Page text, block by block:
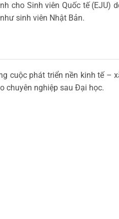
cho Sinh viên Quốc tế (EJU)
sinh viên Nhật Bản.
cuộc phát triển nền kinh tế –
chuyên nghiệp sau Đại học.